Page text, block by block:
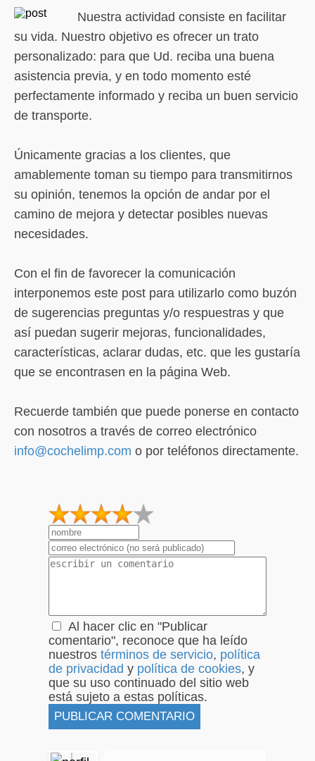
Nuestra actividad consiste en facilitar
su vida. Nuestro objetivo es ofrecer un trato
personalizado: para que Ud. reciba una buena
asistencia previa, y en todo momento esté
perfectamente informado y reciba un buen servicio
de transporte.
Únicamente gracias a los clientes, que
amablemente toman su tiempo para transmitirnos
su opinión, tenemos la opción de andar por el
camino de mejora y detectar posibles nuevas
necesidades.
Con el fin de favorecer la comunicación
interponemos este post para utilizarlo como buzón
de sugerencias preguntas y/o respuestras y que
así puedan sugerir mejoras, funcionalidades,
características, aclarar dudas, etc. que les gustaría
que se encontrasen en la página Web.
Recuerde también que puede ponerse en contacto
con nosotros a través de correo electrónico
info@cochelimp.com o por teléfonos directamente.
2
1
Al hacer clic en "Publicar
comentario", reconoce que ha leído
nuestros términos de servicio, política
de privacidad y política de cookies, y
que su uso continuado del sitio web
está sujeto a estas políticas.